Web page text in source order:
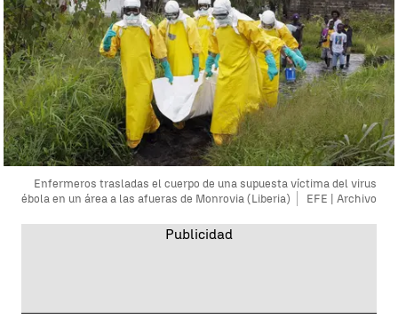
Enfermeros trasladas el cuerpo de una supuesta víctima del virus
ébola en un área a las afueras de Monrovia (Liberia)
EFE | Archivo